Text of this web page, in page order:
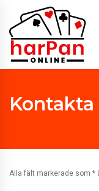
Kontakta
Alla fält markerade som *